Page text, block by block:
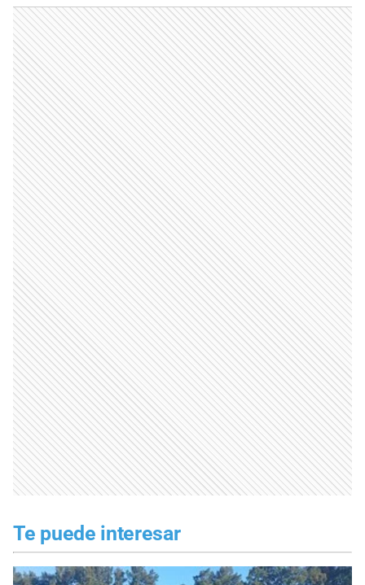
Te puede interesar